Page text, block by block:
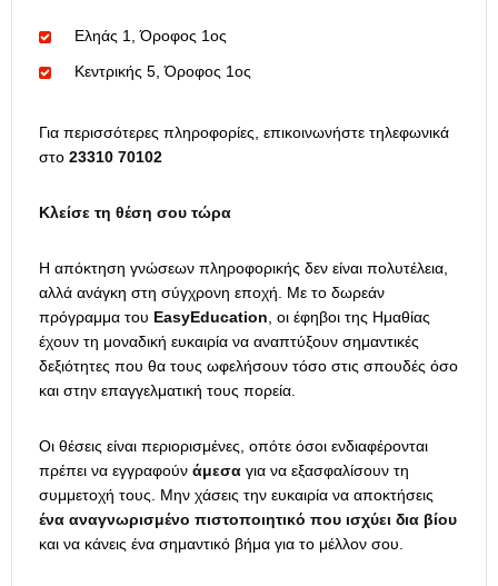
Εληάς 1, Όροφος 1ος
Κεντρικής 5, Όροφος 1ος
Για περισσότερες πληροφορίες, επικοινωνήστε τηλεφωνικά
στο 23310 70102
Κλείσε τη θέση σου τώρα
Η απόκτηση γνώσεων πληροφορικής δεν είναι πολυτέλεια,
αλλά ανάγκη στη σύγχρονη εποχή. Με το δωρεάν
πρόγραμμα του EasyEducation , οι έφηβοι της Ημαθίας
έχουν τη μοναδική ευκαιρία να αναπτύξουν σημαντικές
δεξιότητες που θα τους ωφελήσουν τόσο στις σπουδές όσο
και στην επαγγελματική τους πορεία.
Οι θέσεις είναι περιορισμένες, οπότε όσοι ενδιαφέρονται
πρέπει να εγγραφούν άμεσα για να εξασφαλίσουν τη
συμμετοχή τους. Μην χάσεις την ευκαιρία να αποκτήσεις
ένα αναγνωρισμένο πιστοποιητικό που ισχύει δια βίου
και να κάνεις ένα σημαντικό βήμα για το μέλλον σου.